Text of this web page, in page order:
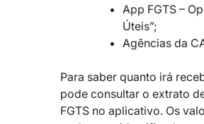
App FGTS –
Úteis”;
Agências da
Para saber quanto irá
pode consultar o extrato
FGTS no aplicativo. Os